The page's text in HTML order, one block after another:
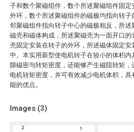
子和数个聚磁组件，数个所述聚磁组件固定
外环，数个所述聚磁组件的磁极均指向转子
邻聚磁组件指向转子中心的磁极相反，所述
磁壳和磁体构成，所述聚磁壳为一面开口的
壳固定安装在转子的外环，所述磁体固定安
中。本实用新型使电机转子在较小的体积内
隙磁密与转矩密度，还能够产生磁阻转矩，
电机转矩密度，并可有效减少电机体积，具
能的优点。
Images (3)